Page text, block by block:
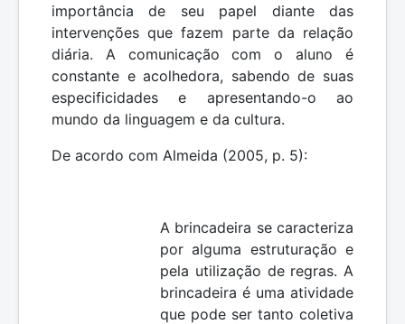
importância de seu papel diante das
intervenções que fazem parte da relação
diária. A comunicação com o aluno é
constante e acolhedora, sabendo de suas
especificidades e apresentando-o ao
mundo da linguagem e da cultura.
De acordo com Almeida (2005, p. 5):
A brincadeira se caracteriza
por alguma estruturação e
pela utilização de regras. A
brincadeira é uma atividade
que pode ser tanto coletiva